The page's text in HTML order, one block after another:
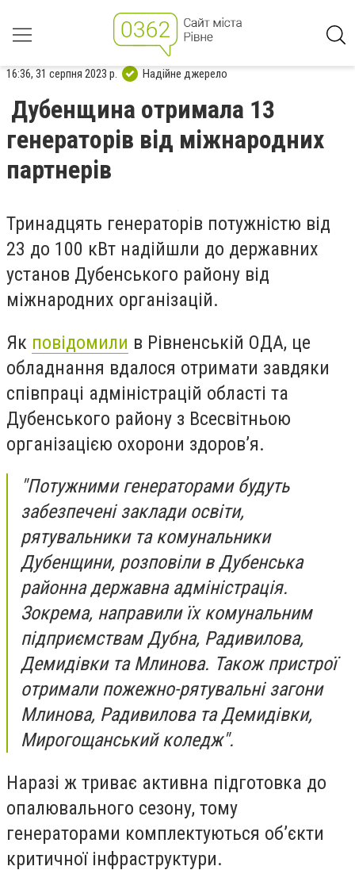
16:36, 31 серпня 2023 р. Надійне джерело
Дубенщина отримала 13
генераторів від міжнародних
партнерів
Тринадцять генераторів потужністю від
23 до 100 кВт надійшли до державних
установ Дубенського району від
міжнародних організацій.
Як повідомили в Рівненській ОДА, це
обладнання вдалося отримати завдяки
співпраці адміністрацій області та
Дубенського району з Всесвітньою
організацією охорони здоров’я.
"Потужними генераторами будуть
забезпечені заклади освіти,
рятувальники та комунальники
Дубенщини, розповіли в Дубенська
районна державна адміністрація.
Зокрема, направили їх комунальним
підприємствам Дубна, Радивилова,
Демидівки та Млинова. Також пристрої
отримали пожежно-рятувальні загони
Млинова, Радивилова та Демидівки,
Мирогощанський коледж".
Наразі ж триває активна підготовка до
опалювального сезону, тому
генераторами комплектуються об’єкти
критичної інфраструктури.